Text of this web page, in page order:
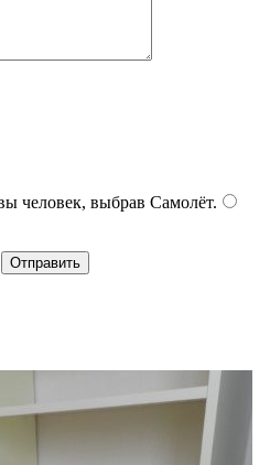
человек, выбрав Самолёт.